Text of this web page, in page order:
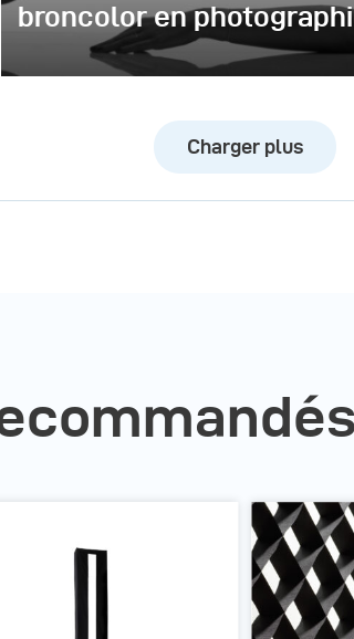
broncolor en
Charger plus